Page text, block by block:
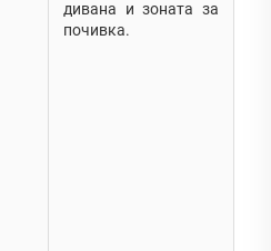
дивана и зоната за
почивка.